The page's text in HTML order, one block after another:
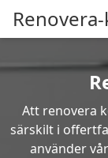
Att renovera
särskilt i
använder